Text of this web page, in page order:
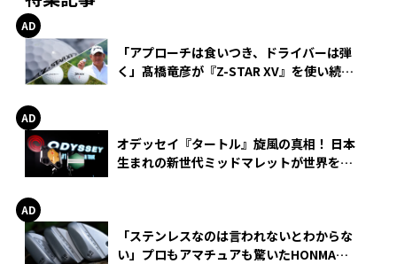
「アプローチは食いつき、ドライバーは弾
く」髙橋竜彦が『Z-STAR XV』を使い続け
オデッセイ『タートル』旋風の真相！ 日本
生まれの新世代ミッドマレットが世界を席
「ステンレスなのは言われないとわからな
い」プロもアマチュアも驚いたHONMA